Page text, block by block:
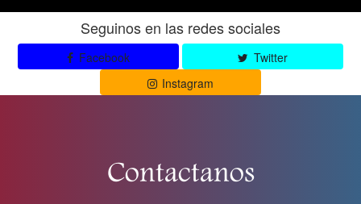
Seguinos en las redes sociales
Facebook
Twitter
Instagram
Contactanos